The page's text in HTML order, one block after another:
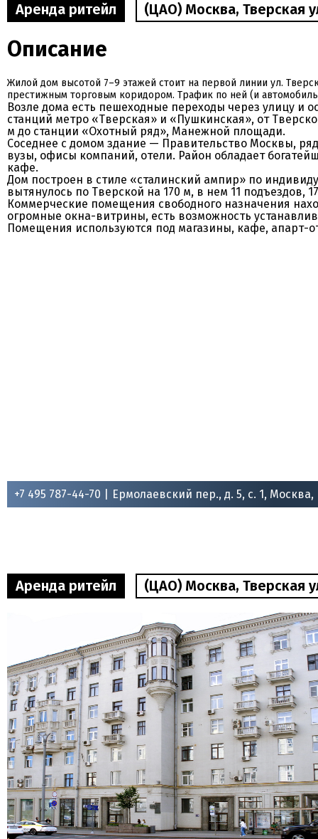
Аренда ритейл (ЦАО) Москва, Тверская
Описание
Жилой дом высотой 7–9 этажей стоит на первой линии ул.
престижным торговым коридором. Трафик по ней (и
Возле дома есть пешеходные переходы через улицу и
станций метро «Тверская» и «Пушкинская», от
м до станции «Охотный ряд», Манежной площади.
Соседнее с домом здание — Правительство Москвы,
вузы, офисы компаний, отели. Район обладает
кафе.
Дом построен в стиле «сталинский ампир» по
вытянулось по Тверской на 170 м, в нем 11
Коммерческие помещения свободного назначения
огромные окна-витрины, есть возможность
Помещения используются под магазины, кафе, апарт-
+7 495 787-44-70 | Ермолаевский пер., д. 5, с. 1, Москва,
Аренда ритейл (ЦАО) Москва, Тверская